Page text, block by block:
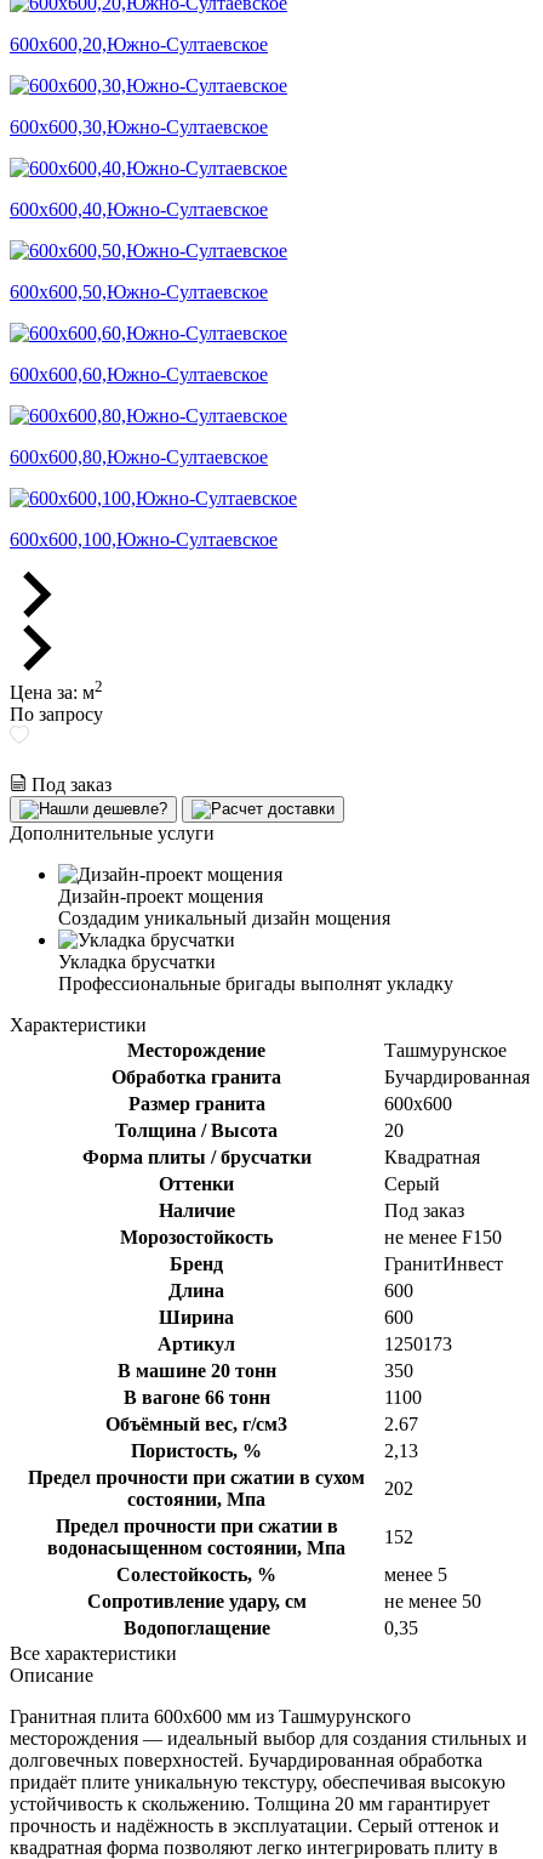
600х600,20,Южно-Султаевское
600х600,30,Южно-Султаевское
600х600,40,Южно-Султаевское
600х600,50,Южно-Султаевское
600х600,60,Южно-Султаевское
600х600,80,Южно-Султаевское
600х600,100,Южно-Султаевское
Цена за: м2
По запросу
Под заказ
Дополнительные услуги
Дизайн-проект мощения
Создадим уникальный дизайн мощения
Укладка брусчатки
Профессиональные бригады выполнят укладку
Характеристики
Месторождение
Ташмурунское
Обработка гранита
Бучардированная
Размер гранита
600х600
Толщина / Высота
20
Форма плиты / брусчатки
Квадратная
Оттенки
Серый
Наличие
Под заказ
Морозостойкость
не менее F150
Бренд
ГранитИнвест
Длина
600
Ширина
600
Артикул
1250173
В машине 20 тонн
350
В вагоне 66 тонн
1100
Объёмный вес, г/см3
2.67
Пористость, %
2,13
Предел прочности при сжатии в сухом
состоянии, Мпа
202
Предел прочности при сжатии в
водонасыщенном состоянии, Мпа
152
Солестойкость, %
менее 5
Сопротивление удару, см
не менее 50
Водопоглащение
0,35
Все характеристики
Описание
Гранитная плита 600х600 мм из Ташмурунского
месторождения — идеальный выбор для создания стильных и
долговечных поверхностей. Бучардированная обработка
придаёт плите уникальную текстуру, обеспечивая высокую
устойчивость к скольжению. Толщина 20 мм гарантирует
прочность и надёжность в эксплуатации. Серый оттенок и
квадратная форма позволяют легко интегрировать плиту в